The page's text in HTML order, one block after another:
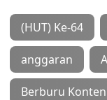
(HUT) Ke-64
anggaran
Berburu Konten